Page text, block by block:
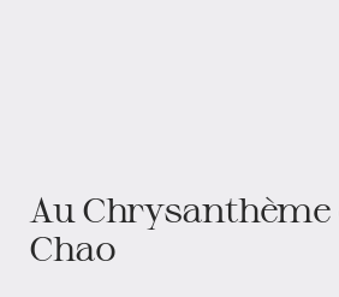
Au Chrysanthème​​
Chao​